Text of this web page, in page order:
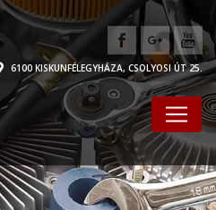
6100 KISKUNFÉLEGYHÁZA, CSOLYOSI ÚT 25.